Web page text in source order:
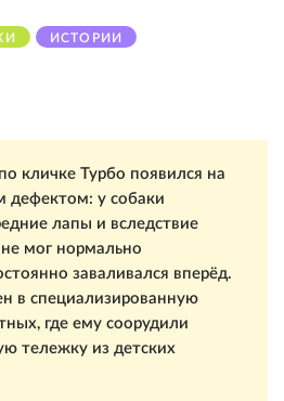
ИСТОРИИ
кличке Турбо появился на
дефектом: у собаки
лапы и вследствие
мог нормально
заваливался вперёд.
в специализированную
где ему соорудили
тележку из детских